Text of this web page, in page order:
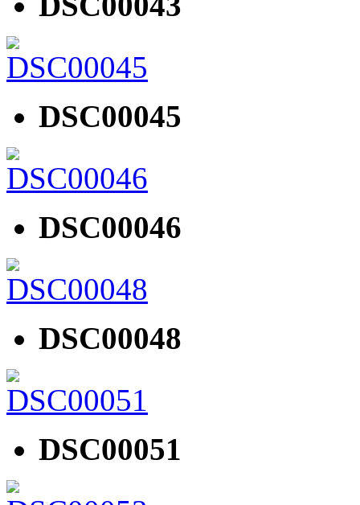
DSC00045
DSC00046
DSC00048
DSC00051